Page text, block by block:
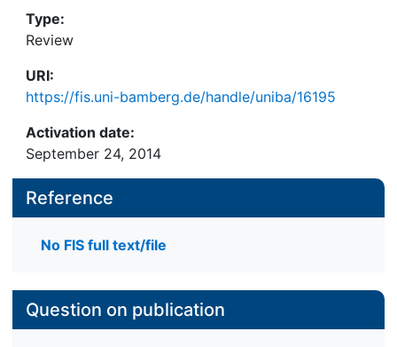
Type:
Review
URI:
https://fis.uni-bamberg.de/handle/uniba/16195
Activation date:
September 24, 2014
Reference
No FIS full text/file
Question on publication